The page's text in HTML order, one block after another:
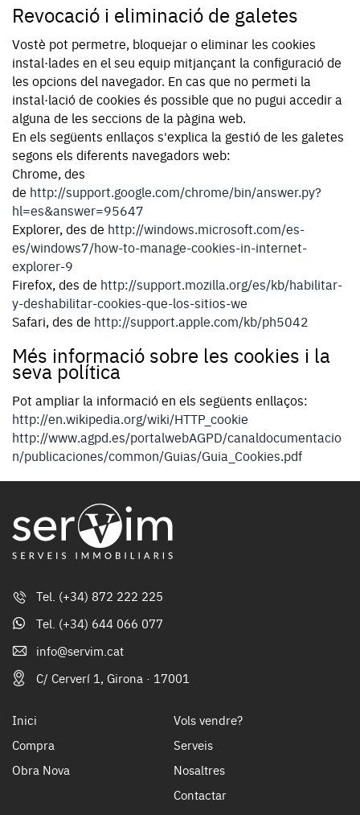
Revocació i eliminació de galetes
Vostè pot permetre, bloquejar o eliminar les cookies
instal·lades en el seu equip mitjançant la configuració de
les opcions del navegador. En cas que no permeti la
instal·lació de cookies és possible que no pugui accedir a
alguna de les seccions de la pàgina web.
En els següents enllaços s'explica la gestió de les galetes
segons els diferents navegadors web:
Chrome, des
de http://support.google.com/chrome/bin/answer.py?
hl=es&answer=95647
Explorer, des de http://windows.microsoft.com/es-
es/windows7/how-to-manage-cookies-in-internet-
explorer-9
Firefox, des de http://support.mozilla.org/es/kb/habilitar-
y-deshabilitar-cookies-que-los-sitios-we
Safari, des de http://support.apple.com/kb/ph5042
Més informació sobre les cookies i la
seva política
Pot ampliar la informació en els següents enllaços:
http://en.wikipedia.org/wiki/HTTP_cookie
http://www.agpd.es/portalwebAGPD/canaldocumentacio
n/publicaciones/common/Guias/Guia_Cookies.pdf
Tel. (+34) 872 222 225
Tel. (+34) 644 066 077
info@servim.cat
C/ Cerverí 1, Girona · 17001
Inici
Compra
Obra Nova
Vols vendre?
Serveis
Nosaltres
Contactar